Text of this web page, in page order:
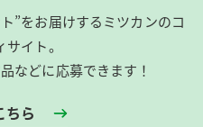
”をお届けするミツカンのコ
イト。
などに応募できます！
ちら